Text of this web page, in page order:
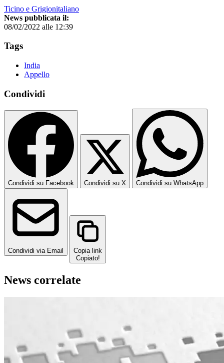
Ticino e Grigionitaliano
News pubblicata il:
08/02/2022 alle 12:39
Tags
India
Appello
Condividi
Condividi su Facebook Condividi su X Condividi su WhatsApp
Condividi via Email
Copia link
Copiato!
News correlate